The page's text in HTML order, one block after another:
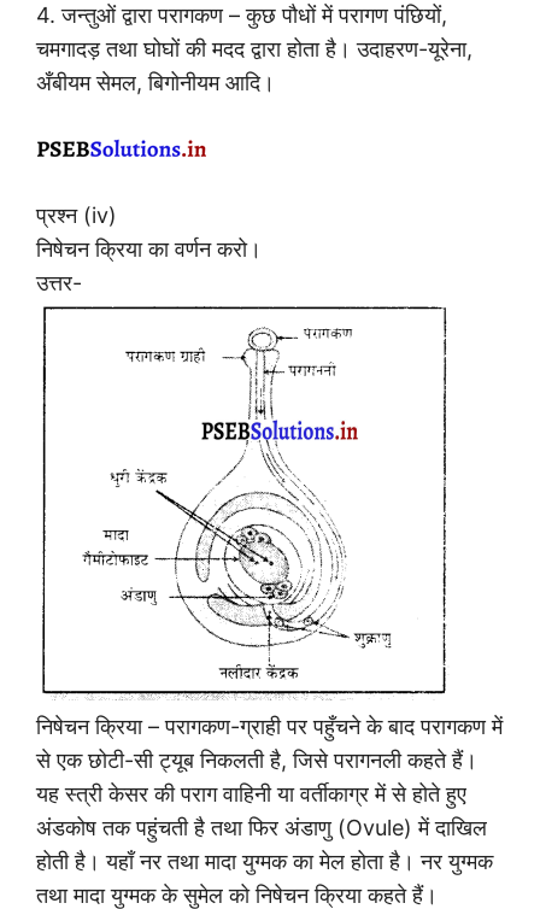
4. जन्तुओं द्वारा परागकण – कुछ पौधों में परागण पंछियों,
चमगादड़ तथा घोघों की मदद द्वारा होता है। उदाहरण-यूरेना,
अँबीयम सेमल, बिगोनीयम आदि।
प्रश्न (iv)
निषेचन क्रिया का वर्णन करो।
उत्तर-
निषेचन क्रिया – परागकण-ग्राही पर पहुँचने के बाद परागकण में
से एक छोटी-सी ट्यूब निकलती है, जिसे परागनली कहते हैं।
यह स्त्री केसर की पराग वाहिनी या वर्तीकाग्र में से होते हुए
अंडकोष तक पहुंचती है तथा फिर अंडाणु (Ovule) में दाखिल
होती है। यहाँ नर तथा मादा युग्मक का मेल होता है। नर युग्मक
तथा मादा युग्मक के सुमेल को निषेचन क्रिया कहते हैं।